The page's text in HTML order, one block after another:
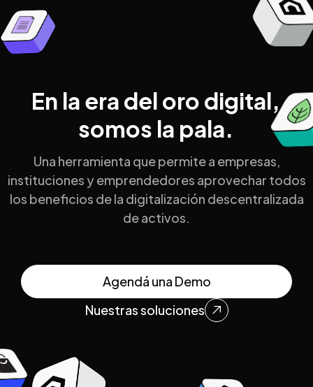
En la era del oro digital,
somos la pala.
Una herramienta que permite a empresas,
instituciones y emprendedores aprovechar todos
los beneficios de la digitalización descentralizada
de activos.
Agendá una Demo
Nuestras soluciones
